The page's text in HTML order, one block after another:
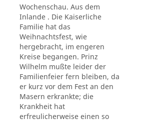
Wochenschau. Aus dem
Inlande . Die Kaiserliche
Familie hat das
Weihnachtsfest, wie
hergebracht, im engeren
Kreise begangen. Prinz
Wilhelm mußte leider der
Familienfeier fern bleiben, da
er kurz vor dem Fest an den
Masern erkrankte; die
Krankheit hat
erfreulicherweise einen so